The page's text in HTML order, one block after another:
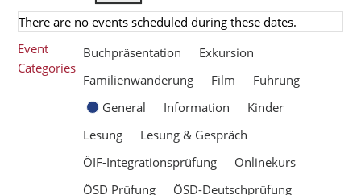
There are no events scheduled during these dates.
Event
Categories
Buchpräsentation
Exkursion
Familienwanderung
Film
Führung
General
Information
Kinder
Lesung
Lesung & Gespräch
ÖIF-Integrationsprüfung
Onlinekurs
ÖSD Prüfung
ÖSD-Deutschprüfung